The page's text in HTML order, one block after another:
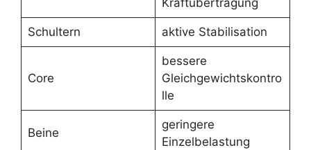
Kraftübertragung
Schultern aktive Stabilisation
Core
bessere
Gleichgewichtskontro
lle
Beine
geringere
Einzelbelastung